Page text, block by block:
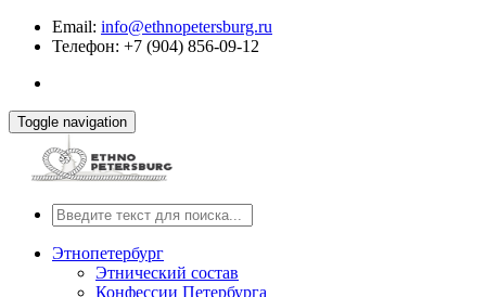
Email: info@ethnopetersburg.ru
Телефон: +7 (904) 856-09-12
Toggle navigation
Этнопетербург
Этнический состав
Конфессии Петербурга